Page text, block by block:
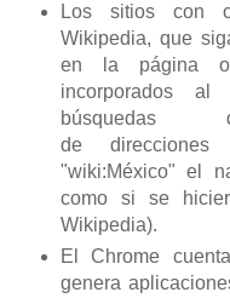
Los sitios con
Wikipedia, que
en la página
incorporados al
de
"wiki:México" el
como si se
Wikipedia).
El Chrome
genera